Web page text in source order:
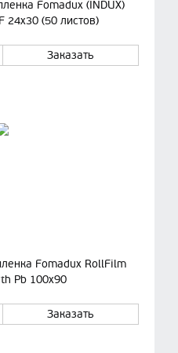
Fomadux (INDUX)
24х30 (50 листов)
Заказать
Fomadux RollFilm
Pb 100х90
Заказать